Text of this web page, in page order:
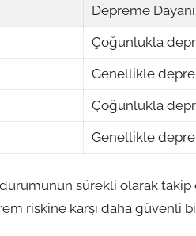
Depreme
Çoğunlukla
Genellikle
Çoğunlukla
Genellikle
sürekli olarak
riskine karşı daha güvenli